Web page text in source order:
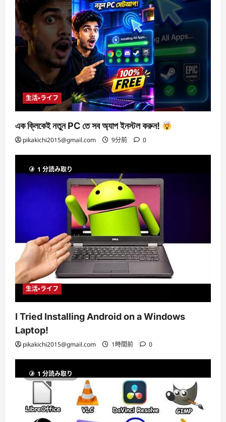
生活・ライフ
এক ক্লিকেই নতুন PC তে সব অ্যাপ ইনস্টল করুন!
pikakichi2015@gmail.com 9分前 0
1 分読み取り
生活・ライフ
I Tried Installing Android on a Windows
Laptop!
pikakichi2015@gmail.com 1時間前 0
1 分読み取り